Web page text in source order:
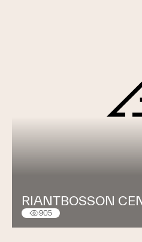
RIANTBOSSON
905